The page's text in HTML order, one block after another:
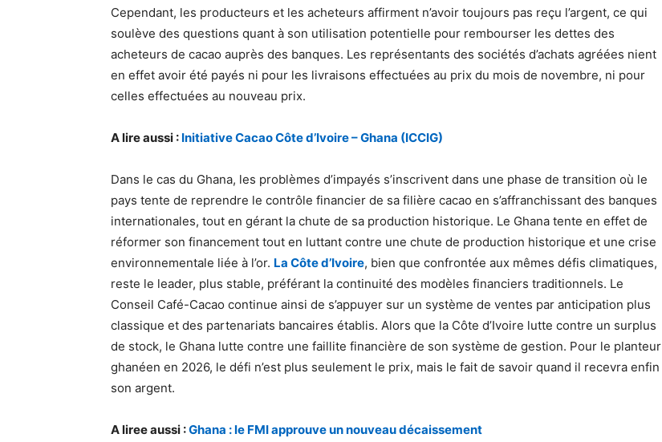
Cependant, les producteurs et les acheteurs affirment n’avoir toujours pas reçu l’argent, ce qui
soulève des questions quant à son utilisation potentielle pour rembourser les dettes des
acheteurs de cacao auprès des banques. Les représentants des sociétés d’achats agréées nient
en effet avoir été payés ni pour les livraisons effectuées au prix du mois de novembre, ni pour
celles effectuées au nouveau prix.
A lire aussi : Initiative Cacao Côte d’Ivoire – Ghana (ICCIG)
Dans le cas du Ghana, les problèmes d’impayés s’inscrivent dans une phase de transition où le
pays tente de reprendre le contrôle financier de sa filière cacao en s’affranchissant des banques
internationales, tout en gérant la chute de sa production historique. Le Ghana tente en effet de
réformer son financement tout en luttant contre une chute de production historique et une crise
environnementale liée à l’or. La Côte d’Ivoire, bien que confrontée aux mêmes défis climatiques,
reste le leader, plus stable, préférant la continuité des modèles financiers traditionnels. Le
Conseil Café-Cacao continue ainsi de s’appuyer sur un système de ventes par anticipation plus
classique et des partenariats bancaires établis. Alors que la Côte d’Ivoire lutte contre un surplus
de stock, le Ghana lutte contre une faillite financière de son système de gestion. Pour le planteur
ghanéen en 2026, le défi n’est plus seulement le prix, mais le fait de savoir quand il recevra enfin
son argent.
A liree aussi :Ghana : le FMI approuve un nouveau décaissement